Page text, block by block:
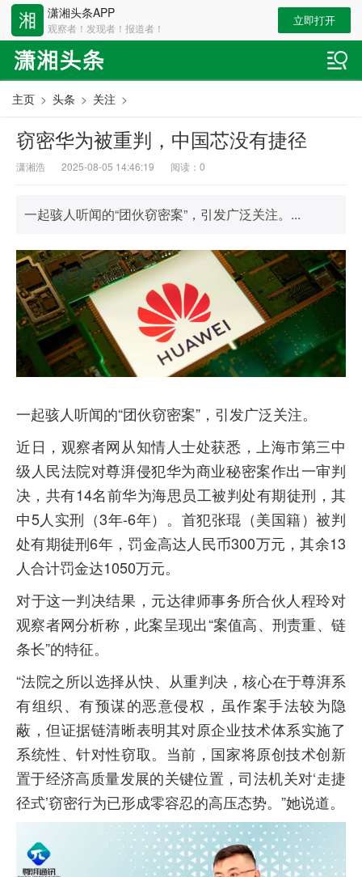
潇湘头条APP
观察者！发现者！报道者！
立即打开
主页 > 头条 > 关注 >
窃密华为被重判，中国芯没有捷径
潇湘浩 2025-08-05 14:46:19 阅读： 0
一起骇人听闻的“团伙窃密案”，引发广泛关注。...
一起骇人听闻的“团伙窃密案”，引发广泛关注。
近日，观察者网从知情人士处获悉，上海市第三中
级人民法院对尊湃侵犯华为商业秘密案作出一审判
决，共有14名前华为海思员工被判处有期徒刑，其
中5人实刑（3年-6年）。首犯张琨（美国籍）被判
处有期徒刑6年，罚金高达人民币300万元，其余13
人合计罚金达1050万元。
对于这一判决结果，元达律师事务所合伙人程玲对
观察者网分析称，此案呈现出“案值高、刑责重、链
条长”的特征。
“法院之所以选择从快、从重判决，核心在于尊湃系
有组织、有预谋的恶意侵权，虽作案手法较为隐
蔽，但证据链清晰表明其对原企业技术体系实施了
系统性、针对性窃取。当前，国家将原创技术创新
置于经济高质量发展的关键位置，司法机关对‘走捷
径式’窃密行为已形成零容忍的高压态势。”她说道。